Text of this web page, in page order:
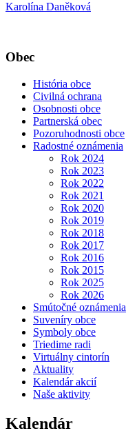
Karolína Daněková
Obec
História obce
Civilná ochrana
Osobnosti obce
Partnerská obec
Pozoruhodnosti obce
Radostné oznámenia
Rok 2024
Rok 2023
Rok 2022
Rok 2021
Rok 2020
Rok 2019
Rok 2018
Rok 2017
Rok 2016
Rok 2015
Rok 2025
Rok 2026
Smútočné oznámenia
Suveníry obce
Symboly obce
Triedime radi
Virtuálny cintorín
Aktuality
Kalendár akcií
Naše aktivity
Kalendár